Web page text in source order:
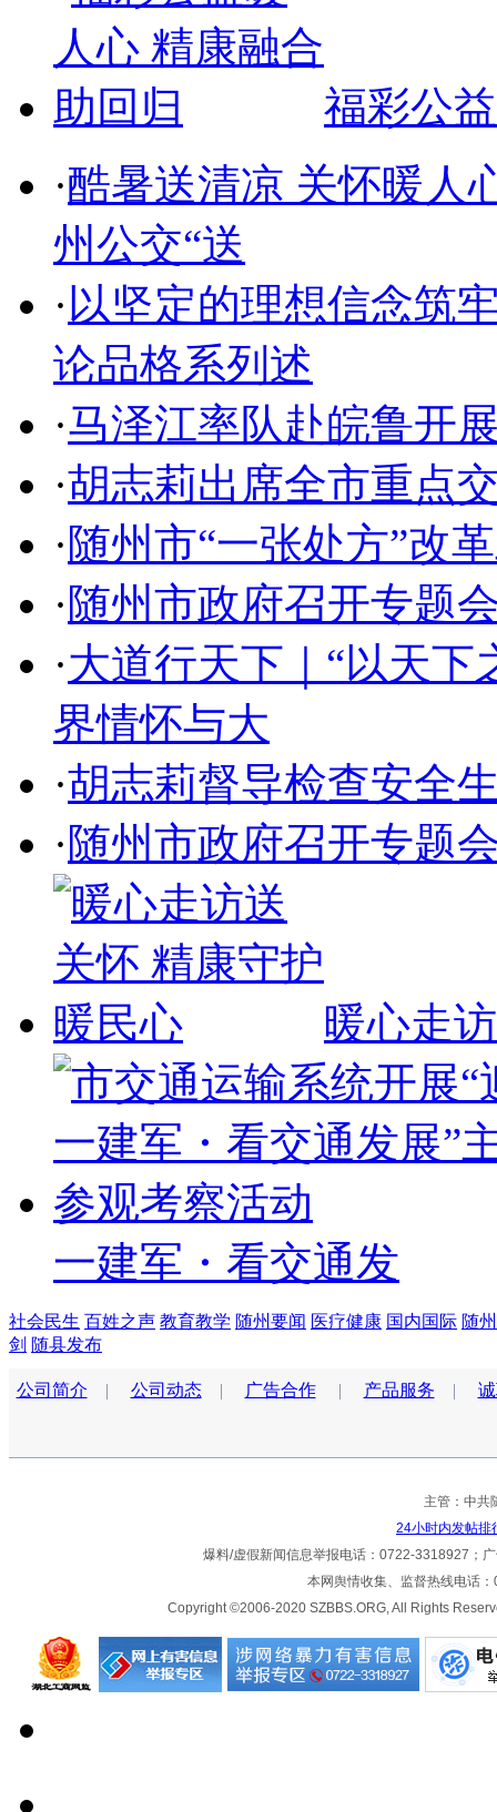
福彩公
·酷暑送清凉 关怀暖人
州公交“送
·以坚定的理想信念筑
论品格系列述
·马泽江率队赴皖鲁开
·胡志莉出席全市重点
·随州市“一张处方”改
·随州市政府召开专题
·大道行天下｜“以天
界情怀与大
·胡志莉督导检查安全
·随州市政府召开专题
暖心走
一建军・看交通发
社会民生 百姓之声 教育教学 随州要闻 医疗健康 国内国际 随
剑 随县发布
公司简介 | 公司动态| 广告合作| 产品服务 |
主管：中
24小时内发帖排
爆料/虚假新闻信息举报电话：0722-3318927；
本网舆情收集、监督热线电话
Copyright ©2006-2020 SZBBS.ORG, All Rights